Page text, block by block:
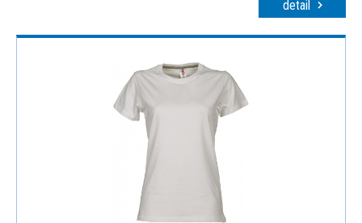
detail